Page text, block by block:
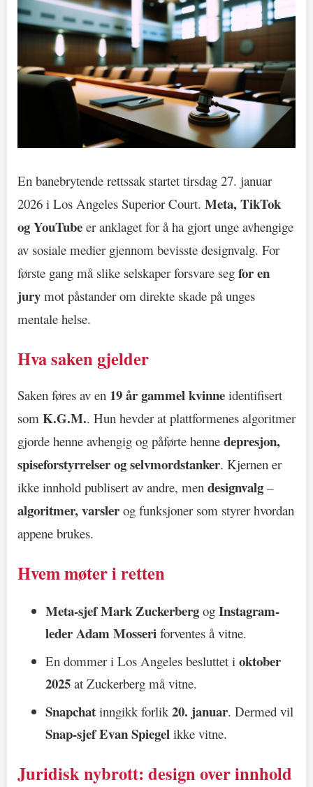
En banebrytende rettssak startet tirsdag 27. januar
2026 i Los Angeles Superior Court. Meta, TikTok
og YouTube er anklaget for å ha gjort unge avhengige
av sosiale medier gjennom bevisste designvalg. For
første gang må slike selskaper forsvare seg for en
jury mot påstander om direkte skade på unges
mentale helse.
Hva saken gjelder
Saken føres av en 19 år gammel kvinne identifisert
som K.G.M.. Hun hevder at plattformenes algoritmer
gjorde henne avhengig og påførte henne depresjon,
spiseforstyrrelser og selvmordstanker. Kjernen er
ikke innhold publisert av andre, men designvalg –
algoritmer, varsler og funksjoner som styrer hvordan
appene brukes.
Hvem møter i retten
Meta-sjef Mark Zuckerberg og Instagram-
leder Adam Mosseri forventes å vitne.
En dommer i Los Angeles besluttet i oktober
2025 at Zuckerberg må vitne.
Snapchat inngikk forlik20. januar. Dermed vil
Snap-sjef Evan Spiegel ikke vitne.
Juridisk nybrott: design over innhold